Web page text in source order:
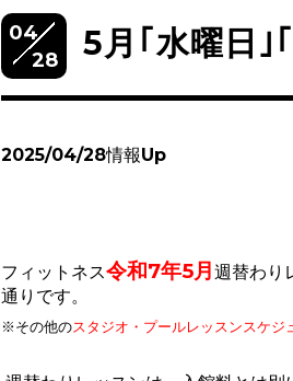
04
28
5月｢水曜日｣
2025/04/28情報Up
フィットネス令和7年5月 週替わり
通りです。
※その他のスタジオ・プールレッスンスケジ